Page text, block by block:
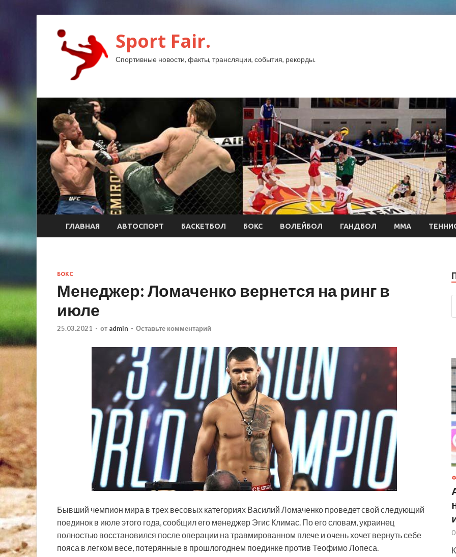
Sport Fair.
Спортивные новости, факты, трансляции, события, рекорды.
ГЛАВНАЯ АВТОСПОРТ БАСКЕТБОЛ БОКС ВОЛЕЙБОЛ ГАНДБОЛ ММА
БОКС
Менеджер: Ломаченко вернется на ринг в
июле
25.03.2021 - от admin - Оставьте комментарий
Бывший чемпион мира в трех весовых категориях Василий Ломаченко проведет свой следующий
поединок в июле этого года, сообщил его менеджер Эгис Климас. По его словам, украинец
полностью восстановился после операции на травмированном плече и очень хочет вернуть себе
пояса в легком весе, потерянные в прошлогоднем поединке против Теофимо Лопеса.